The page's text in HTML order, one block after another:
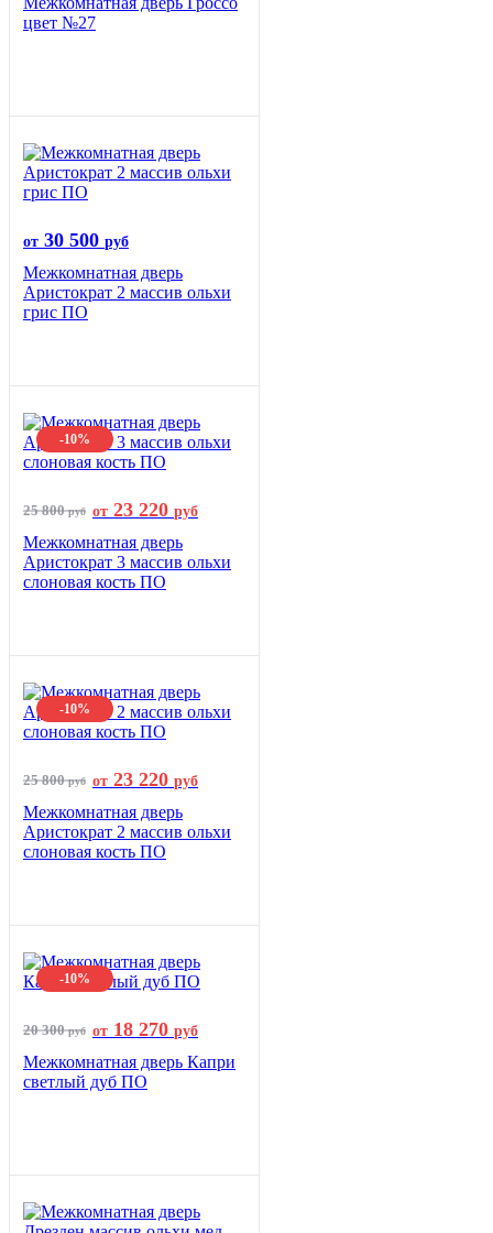
цвет №27
от 30 500 руб
Межкомнатная дверь
Аристократ 2 массив ольхи
грис ПО
-10%
25 800руб от 23 220 руб
Межкомнатная дверь
Аристократ 3 массив ольхи
слоновая кость ПО
-10%
25 800руб от 23 220 руб
Межкомнатная дверь
Аристократ 2 массив ольхи
слоновая кость ПО
-10%
20 300руб от 18 270 руб
Межкомнатная дверь Капри
светлый дуб ПО